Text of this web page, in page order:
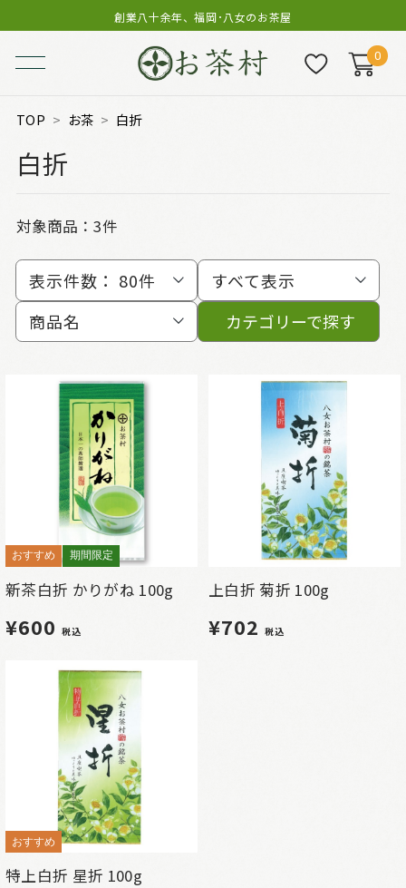
創業八十余年、福岡･八女のお茶屋
0
TOP お茶 白折
白折
対象商品： 3件
表示件数： 80件
すべて表示
商品名
カテゴリーで探す
おすすめ 期間限定
新茶白折 かりがね 100g
¥600税込
上白折 菊折 100g
¥702税込
おすすめ
特上白折 星折 100g